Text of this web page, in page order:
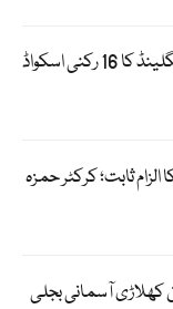
پاکستان کیخلاف ٹیسٹ سیریز ، انگلینڈ کا 16 رکنی اسکواڈ
ثابت؛ کرکٹر حمزہ
کھلاڑی آسمانی بجلی